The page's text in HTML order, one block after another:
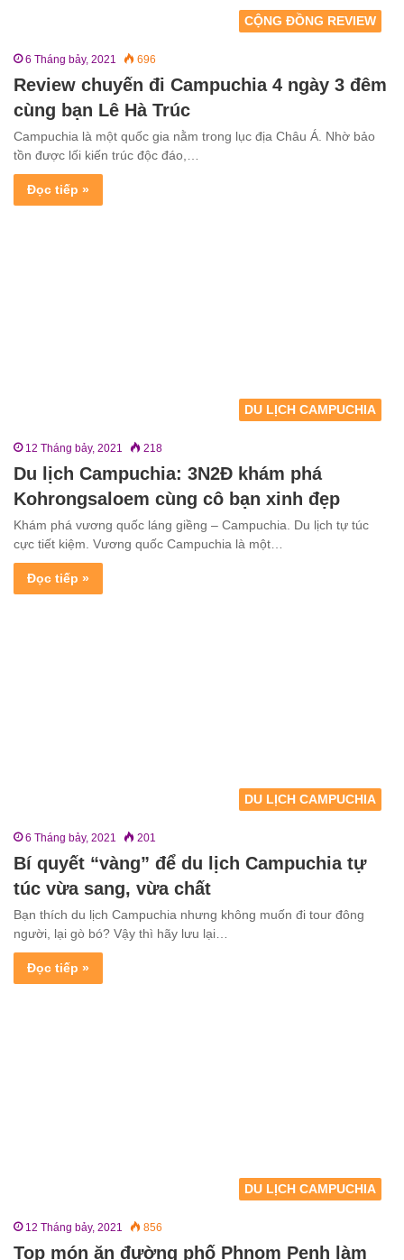
CỘNG ĐỒNG REVIEW
6 Tháng bảy, 2021 696
Review chuyến đi Campuchia 4 ngày 3 đêm
cùng bạn Lê Hà Trúc
Campuchia là một quốc gia nằm trong lục địa Châu Á. Nhờ bảo
tồn được lối kiến trúc độc đáo,…
Đọc tiếp »
DU LỊCH CAMPUCHIA
12 Tháng bảy, 2021 218
Du lịch Campuchia: 3N2Đ khám phá
Kohrongsaloem cùng cô bạn xinh đẹp
Khám phá vương quốc láng giềng – Campuchia. Du lịch tự túc
cực tiết kiệm. Vương quốc Campuchia là một…
Đọc tiếp »
DU LỊCH CAMPUCHIA
6 Tháng bảy, 2021 201
Bí quyết “vàng” để du lịch Campuchia tự
túc vừa sang, vừa chất
Bạn thích du lịch Campuchia nhưng không muốn đi tour đông
người, lại gò bó? Vậy thì hãy lưu lại…
Đọc tiếp »
DU LỊCH CAMPUCHIA
12 Tháng bảy, 2021 856
Top món ăn đường phố Phnom Penh làm